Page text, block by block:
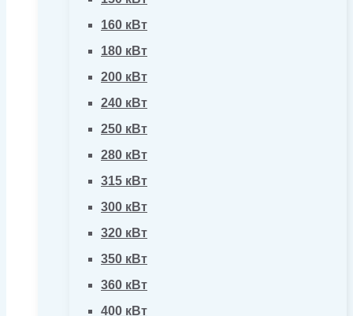
160 кВт
180 кВт
200 кВт
240 кВт
250 кВт
280 кВт
315 кВт
300 кВт
320 кВт
350 кВт
360 кВт
400 кВт